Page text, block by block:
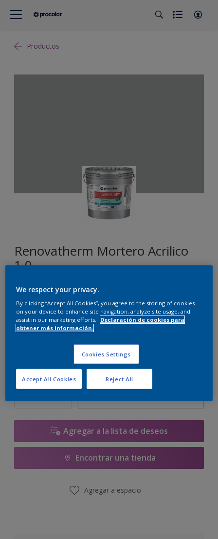
Productos
Renovatherm Mortero Acrilico
1.0
RN.01.61
Cambiar de color
Tamaño
14 L
Cantidad Calculadora de pintura
Agregar a la lista de deseos
Encontrar una tienda
Agregar a espacio
We respect your privacy.
By clicking “Accept All Cookies”, you agree to the storing of cookies
on your device to enhance site navigation, analyze site usage, and
assist in our marketing efforts.
Declaración de cookies para
obtener más información.
Cookies Settings
Reject All
Accept All Cookies